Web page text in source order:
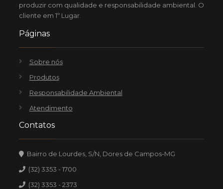
produzir com qualidade e responsabilidade ambiental. O
cliente em 1º Lugar.
Páginas
Sobre nós
Produtos
Responsabilidade Ambiental
Atendimento
Contatos
Bairro de Lourdes, S/N, Dores de Campos-MG
(32) 3353 - 1700
(32) 3353 - 2373